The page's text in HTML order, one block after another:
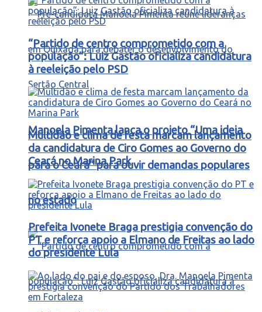
Manoela Pimenta lança o projeto “Uma ideia
para o Ceará” para ouvir demandas populares
no estado
“Partido de centro comprometido com a
população”: Luiz Gastão oficializa candidatura
à reeleição pelo PSD
Multidão e clima de festa marcam lançamento
da candidatura de Ciro Gomes ao Governo do
Ceará no Marina Park
Prefeita Ivonete Braga prestigia convenção do
PT e reforça apoio a Elmano de Freitas ao lado
do presidente Lula